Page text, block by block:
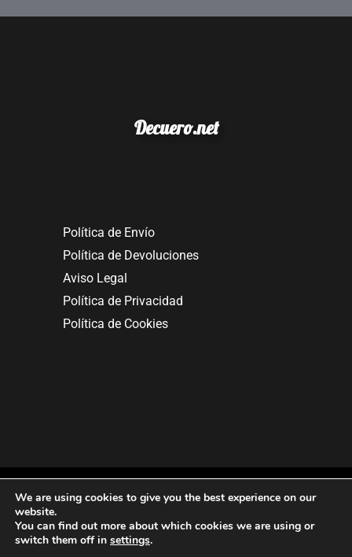
Decuero.net
Política de Envío
Política de Devoluciones
Aviso Legal
Política de Privacidad
Política de Cookies
Copyright © 2025. All rights reserved.
We are using cookies to give you the best experience on our
website.
You can find out more about which cookies we are using or
switch them off in settings.